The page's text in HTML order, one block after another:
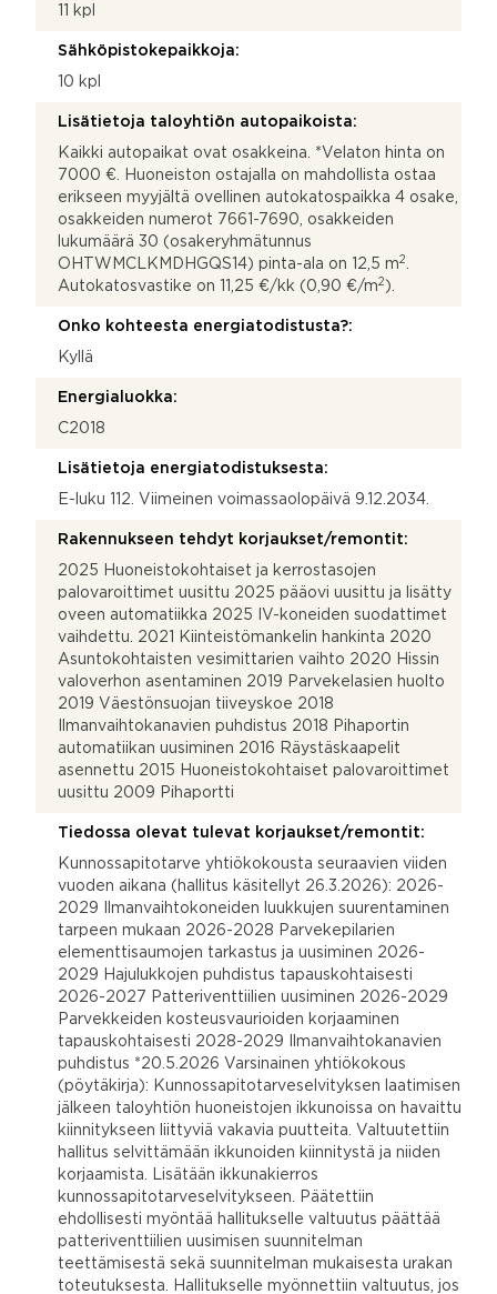
11 kpl
Sähköpistokepaikkoja:
10 kpl
Lisätietoja taloyhtiön autopaikoista:
Kaikki autopaikat ovat osakkeina. *Velaton hinta on
7000 €. Huoneiston ostajalla on mahdollista ostaa
erikseen myyjältä ovellinen autokatospaikka 4 osake,
osakkeiden numerot 7661-7690, osakkeiden
lukumäärä 30 (osakeryhmätunnus
OHTWMCLKMDHGQS14) pinta-ala on 12,5 m2
Autokatosvastike on 11,25 €/kk (0,90 €/m2 ).
Onko kohteesta energiatodistusta?:
Kyllä
Energialuokka:
C2018
Lisätietoja energiatodistuksesta:
E-luku 112. Viimeinen voimassaolopäivä 9.12.2034.
Rakennukseen tehdyt korjaukset/remontit:
2025 Huoneistokohtaiset ja kerrostasojen
palovaroittimet uusittu 2025 pääovi uusittu ja lisätty
oveen automatiikka 2025 IV-koneiden suodattimet
vaihdettu. 2021 Kiinteistömankelin hankinta 2020
Asuntokohtaisten vesimittarien vaihto 2020 Hissin
valoverhon asentaminen 2019 Parvekelasien huolto
2019 Väestönsuojan tiiveyskoe 2018
Ilmanvaihtokanavien puhdistus 2018 Pihaportin
automatiikan uusiminen 2016 Räystäskaapelit
asennettu 2015 Huoneistokohtaiset palovaroittimet
uusittu 2009 Pihaportti
Tiedossa olevat tulevat korjaukset/remontit:
Kunnossapitotarve yhtiökokousta seuraavien viiden
vuoden aikana (hallitus käsitellyt 26.3.2026): 2026-
2029 Ilmanvaihtokoneiden luukkujen suurentaminen
tarpeen mukaan 2026-2028 Parvekepilarien
elementtisaumojen tarkastus ja uusiminen 2026-
2029 Hajulukkojen puhdistus tapauskohtaisesti
2026-2027 Patteriventtiilien uusiminen 2026-2029
Parvekkeiden kosteusvaurioiden korjaaminen
tapauskohtaisesti 2028-2029 Ilmanvaihtokanavien
puhdistus *20.5.2026 Varsinainen yhtiökokous
(pöytäkirja): Kunnossapitotarveselvityksen laatimisen
jälkeen taloyhtiön huoneistojen ikkunoissa on havaittu
kiinnitykseen liittyviä vakavia puutteita. Valtuutettiin
hallitus selvittämään ikkunoiden kiinnitystä ja niiden
korjaamista. Lisätään ikkunakierros
kunnossapitotarveselvitykseen. Päätettiin
ehdollisesti myöntää hallitukselle valtuutus päättää
patteriventtiilien uusimisen suunnitelman
teettämisestä sekä suunnitelman mukaisesta urakan
toteutuksesta. Hallitukselle myönnettiin valtuutus, jos